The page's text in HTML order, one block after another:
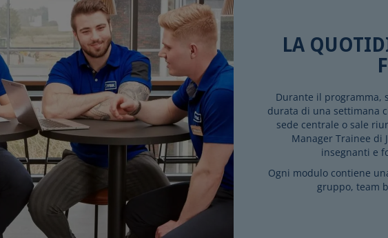
LA
Durante il programma,
durata di una settimana
sede centrale o sale
Manager Trainee di
insegnanti e
Ogni modulo contiene
gruppo, team